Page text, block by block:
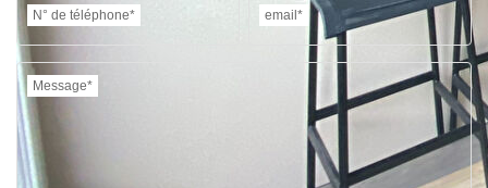
N° de téléphone* email*
Message*